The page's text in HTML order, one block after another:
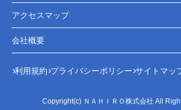
アクセスマップ
会社概要
利用規約 プライバシーポリシー サイトマッ
Copyright(c) ＮＡＨＩＲＯ株式会社 All